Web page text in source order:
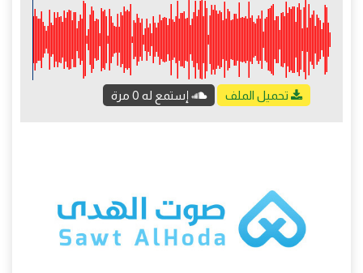
تحميل الملف إستمع له 0 مرة